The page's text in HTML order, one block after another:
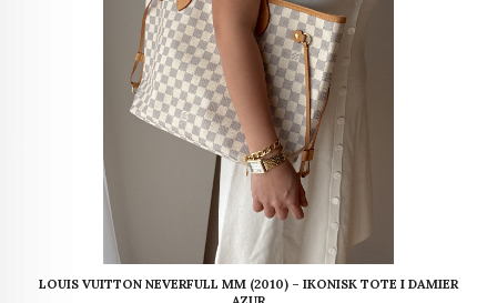
LOUIS VUITTON NEVERFULL MM (2010) – IKONISK TOTE I DAMIER